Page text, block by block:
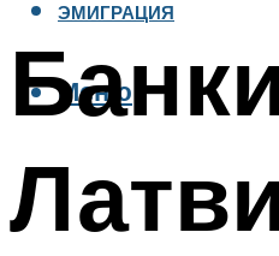
ЭМИГРАЦИЯ
Меню